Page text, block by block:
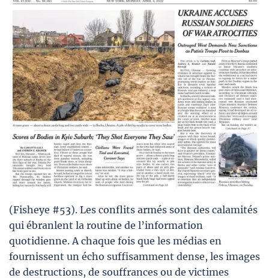
(Fisheye #53). Les conflits armés sont des calamités
qui ébranlent la routine de l’information
quotidienne. A chaque fois que les médias en
fournissent un écho suffisamment dense, les images
de destructions, de souffrances ou de victimes